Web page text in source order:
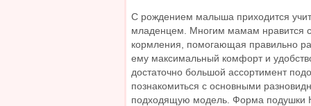
С рождением малыша приходится
младенцем. Многим мамам нравится
кормления, помогающая правильно
ему максимальный комфорт и
достаточно большой ассортимент
познакомиться с основными
подходящую модель. Форма подушки